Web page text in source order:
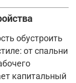
обустроить
от спальни
капитальный